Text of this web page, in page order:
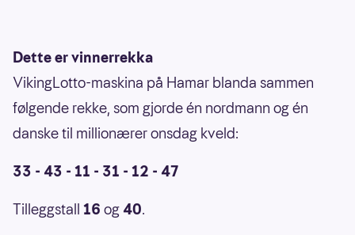
Dette er vinnerrekka
VikingLotto-maskina på Hamar blanda sammen
følgende rekke, som gjorde én nordmann og én
danske til millionærer onsdag kveld:
33 - 43 - 11 - 31 - 12 - 47
Tilleggstall 16 og 40.